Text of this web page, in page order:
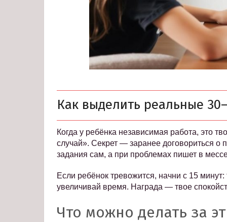
Как выделить реальные
Когда у ребёнка независимая работа, это
случай». Секрет — заранее договориться о
задания сам, а при проблемах пишет в
Если ребёнок тревожится, начни с 15
увеличивай время. Награда — твое
Что можно делать за